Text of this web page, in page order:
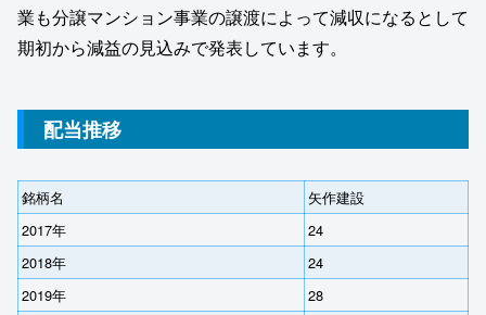
業も分譲マンション事業の譲渡によって減収になるとして
期初から減益の見込みで発表しています。
配当推移
銘柄名
矢作建設
2017年
24
2018年
24
2019年
28